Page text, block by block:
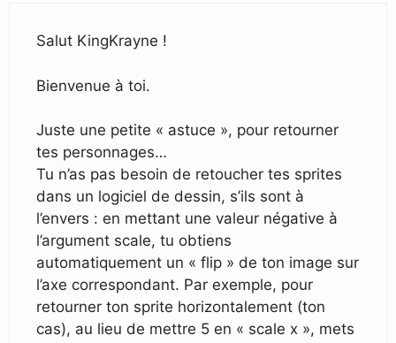
Salut KingKrayne !
Bienvenue à toi.
Juste une petite « astuce », pour retourner
tes personnages…
Tu n’as pas besoin de retoucher tes sprites
dans un logiciel de dessin, s’ils sont à
l’envers : en mettant une valeur négative à
l’argument scale, tu obtiens
automatiquement un « flip » de ton image sur
l’axe correspondant. Par exemple, pour
retourner ton sprite horizontalement (ton
cas), au lieu de mettre 5 en « scale x », mets